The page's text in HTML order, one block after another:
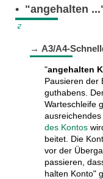
• "angehalten
→ A3/A4-
"angehalten
Pausieren der
gut­habens.
Warte­schleife
des Kontos
bei­tet. Die
vor der
pas­sieren,
hal­ten Konto"